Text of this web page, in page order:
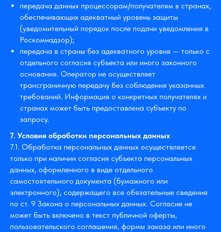
передача данных процессорам/получателям в странах,
обеспечивающих адекватный уровень защиты
(уведомительный порядок после подачи уведомления в
Роскомнадзор);
передача в страны без адекватного уровня — только с
отдельного согласия субъекта или иного законного
основания. Оператор не осуществляет
трансграничную передачу без соблюдения указанных
требований. Информация о конкретных получателях и
странах может быть предоставлена субъекту по
запросу.
7. Условия обработки персональных данных
7.1. Обработка персональных данных осуществляется
только при наличии согласия субъекта персональных
данных, оформленного в виде отдельного
самостоятельного документа (бумажного или
электронного), содержащего все обязательные сведения
по ст. 9 Закона о персональных данных. Согласие не
может быть включено в текст публичной оферты,
пользовательского соглашения, формы заказа или иного